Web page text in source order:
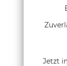
Jetzt